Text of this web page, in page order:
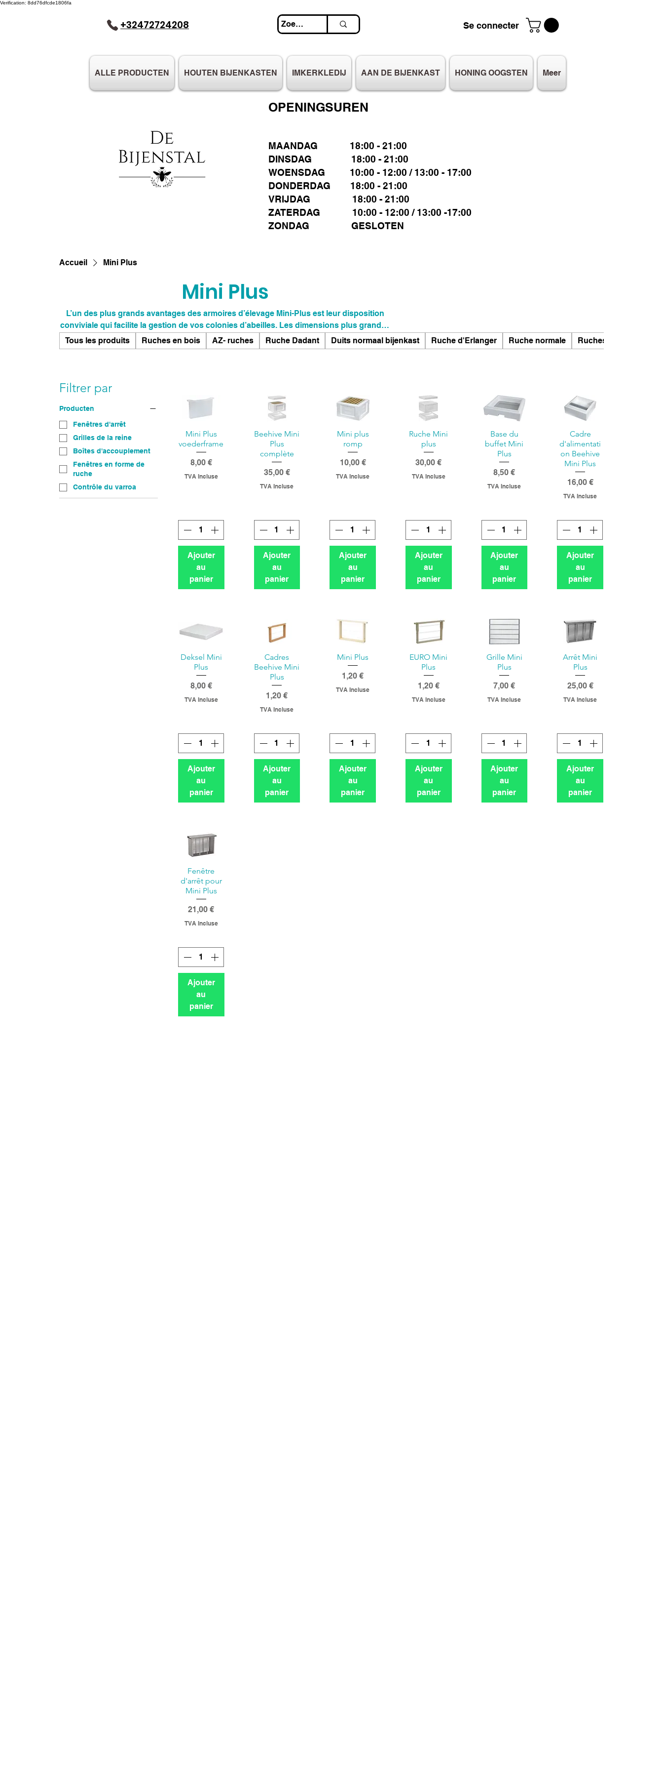
Verification: 8dd76dfcde1806fa
+32472724208 Se connecter
ALLE PRODUCTEN HOUTEN BIJENKASTEN IMKERKLEDIJ AAN DE BIJENKAST HONING OOGSTEN Meer
OPENINGSUREN
MAANDAG 18:00 - 21:00
DINSDAG 18:00 - 21:00
WOENSDAG 10:00 - 12:00 / 13:00 - 17:00
DONDERDAG 18:00 - 21:00
VRIJDAG 18:00 - 21:00
ZATERDAG 10:00 - 12:00 / 13:00 -17:00
ZONDAG GESLOTEN
Accueil Mini Plus
Mini Plus
L’un des plus grands avantages des armoires d’élevage Mini-Plus est leur disposition
conviviale qui facilite la gestion de vos colonies d’abeilles. Les dimensions plus grandes
permettent un accès facile aux différents compartiments, ce qui facilite grandement
l'observation de vos abeilles et la réalisation des contrôles nécessaires. Cela contribue à
Tous les produits Ruches en bois AZ- ruches Ruche Dadant Duits normaal bijenkast Ruche d'Erlanger Ruche normale Ruches Segeberger
Filtrer par
Producten
Fenêtres d'arrêt
Grilles de la reine
Boîtes d'accouplement
Fenêtres en forme de
ruche
Contrôle du varroa
Mini Plus
voederframe
Prix
8,00 €
TVA Incluse
Ajouter
au
panier
Beehive Mini
Plus
complète
Prix
35,00 €
TVA Incluse
Ajouter
au
panier
Mini plus
romp
Prix
10,00 €
TVA Incluse
Ajouter
au
panier
Ruche Mini
plus
Prix
30,00 €
TVA Incluse
Ajouter
au
panier
Base du
buffet Mini
Plus
Prix
8,50 €
TVA Incluse
Ajouter
au
panier
Cadre
d'alimentati
on Beehive
Mini Plus
Prix
16,00 €
TVA Incluse
Ajouter
au
panier
Deksel Mini
Plus
Prix
8,00 €
TVA Incluse
Ajouter
au
panier
Cadres
Beehive Mini
Plus
Prix
1,20 €
TVA Incluse
Ajouter
au
panier
Mini Plus
Prix
1,20 €
TVA Incluse
Ajouter
au
panier
EURO Mini
Plus
Prix
1,20 €
TVA Incluse
Ajouter
au
panier
Grille Mini
Plus
Prix
7,00 €
TVA Incluse
Ajouter
au
panier
Arrêt Mini
Plus
Prix
25,00 €
TVA Incluse
Ajouter
au
panier
Fenêtre
d'arrêt pour
Mini Plus
Prix
21,00 €
TVA Incluse
Ajouter
au
panier